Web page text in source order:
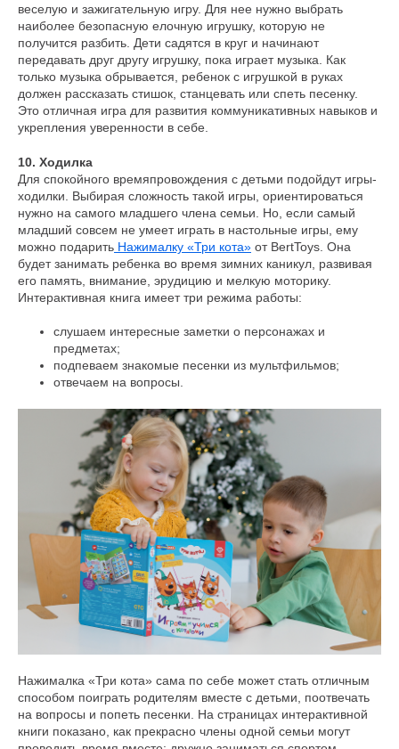
веселую и зажигательную игру. Для нее нужно выбрать
наиболее безопасную елочную игрушку, которую не
получится разбить. Дети садятся в круг и начинают
передавать друг другу игрушку, пока играет музыка. Как
только музыка обрывается, ребенок с игрушкой в руках
должен рассказать стишок, станцевать или спеть песенку.
Это отличная игра для развития коммуникативных навыков и
укрепления уверенности в себе.
10. Ходилка
Для спокойного времяпровождения с детьми подойдут игры-
ходилки. Выбирая сложность такой игры, ориентироваться
нужно на самого младшего члена семьи. Но, если самый
младший совсем не умеет играть в настольные игры, ему
можно подарить Нажималку «Три кота» от BertToys. Она
будет занимать ребенка во время зимних каникул, развивая
его память, внимание, эрудицию и мелкую моторику.
Интерактивная книга имеет три режима работы:
слушаем интересные заметки о персонажах и
предметах;
подпеваем знакомые песенки из мультфильмов;
отвечаем на вопросы.
Нажималка «Три кота» сама по себе может стать отличным
способом поиграть родителям вместе с детьми, поотвечать
на вопросы и попеть песенки. На страницах интерактивной
книги показано, как прекрасно члены одной семьи могут